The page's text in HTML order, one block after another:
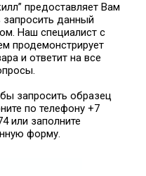
предоставляет Вам
данный
Наш специалист с
продемонстрирует
и ответит на все
запросить образец
по телефону +7
или заполните
форму.